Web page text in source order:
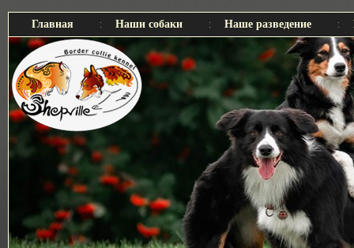
Главная Наши собаки Наше разведение